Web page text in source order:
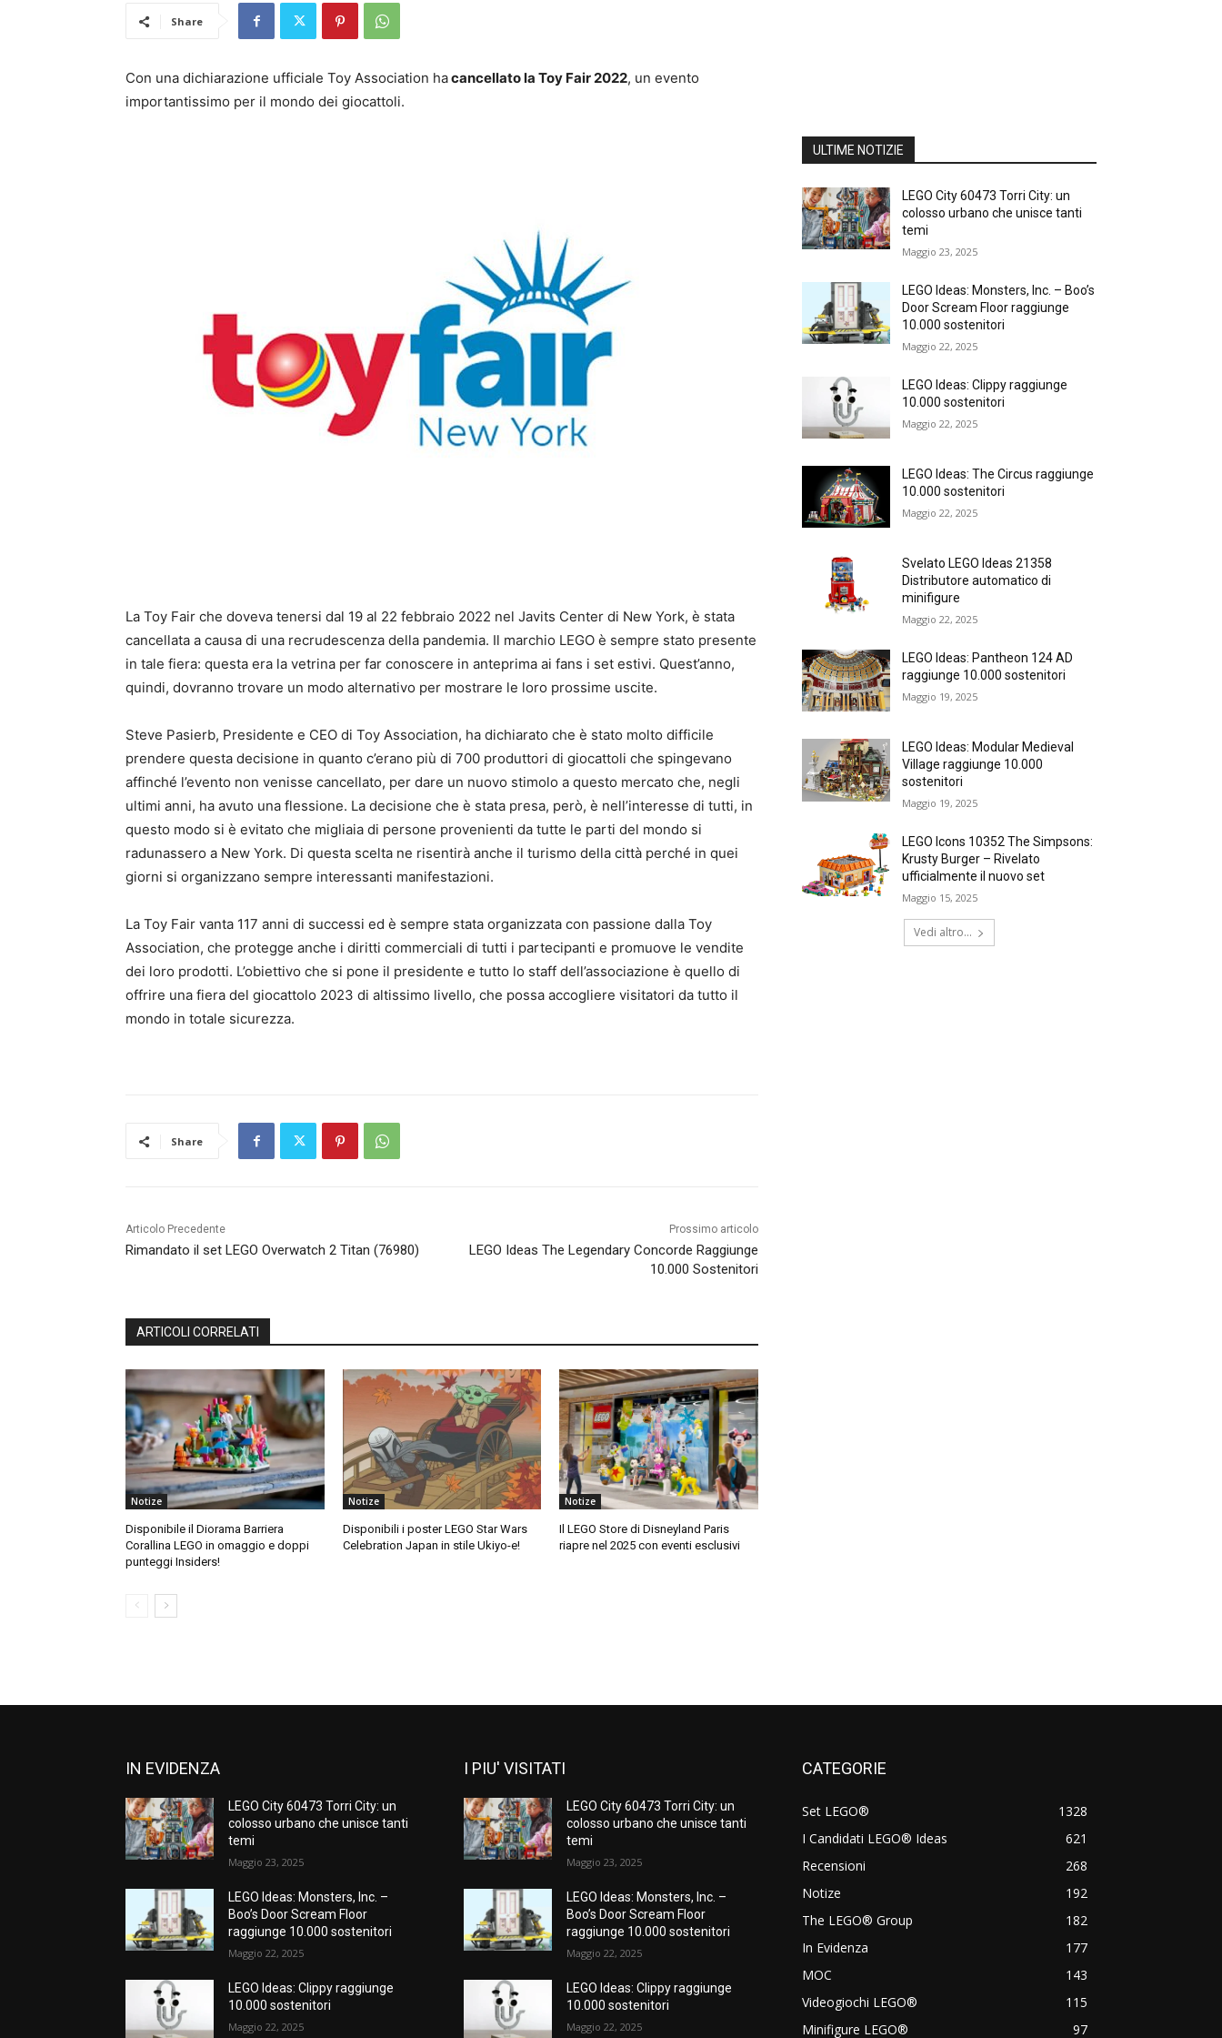
Share
Con una dichiarazione ufficiale Toy Association hacancellato la Toy Fair 2022, un evento
importantissimo per il mondo dei giocattoli.
La Toy Fair che doveva tenersi dal 19 al 22 febbraio 2022 nel Javits Center di New York, è stata
cancellata a causa di una recrudescenza della pandemia. Il marchio LEGO è sempre stato presente
in tale fiera: questa era la vetrina per far conoscere in anteprima ai fans i set estivi. Quest’anno,
quindi, dovranno trovare un modo alternativo per mostrare le loro prossime uscite.
Steve Pasierb, Presidente e CEO di Toy Association, ha dichiarato che è stato molto difficile
prendere questa decisione in quanto c’erano più di 700 produttori di giocattoli che spingevano
affinché l’evento non venisse cancellato, per dare un nuovo stimolo a questo mercato che, negli
ultimi anni, ha avuto una flessione. La decisione che è stata presa, però, è nell’interesse di tutti, in
questo modo si è evitato che migliaia di persone provenienti da tutte le parti del mondo si
radunassero a New York. Di questa scelta ne risentirà anche il turismo della città perché in quei
giorni si organizzano sempre interessanti manifestazioni.
La Toy Fair vanta 117 anni di successi ed è sempre stata organizzata con passione dalla Toy
Association, che protegge anche i diritti commerciali di tutti i partecipanti e promuove le vendite
dei loro prodotti. L’obiettivo che si pone il presidente e tutto lo staff dell’associazione è quello di
offrire una fiera del giocattolo 2023 di altissimo livello, che possa accogliere visitatori da tutto il
mondo in totale sicurezza.
Share
Articolo Precedente
Rimandato il set LEGO Overwatch 2 Titan (76980)
Prossimo articolo
LEGO Ideas The Legendary Concorde Raggiunge
10.000 Sostenitori
ARTICOLI CORRELATI
Notize
Disponibile il Diorama Barriera
Corallina LEGO in omaggio e doppi
punteggi Insiders!
Notize
Disponibili i poster LEGO Star Wars
Celebration Japan in stile Ukiyo-e!
Notize
Il LEGO Store di Disneyland Paris
riapre nel 2025 con eventi esclusivi
ULTIME NOTIZIE
LEGO City 60473 Torri City: un
colosso urbano che unisce tanti
temi
Maggio 23, 2025
LEGO Ideas: Monsters, Inc. – Boo’s
Door Scream Floor raggiunge
10.000 sostenitori
Maggio 22, 2025
LEGO Ideas: Clippy raggiunge
10.000 sostenitori
Maggio 22, 2025
LEGO Ideas: The Circus raggiunge
10.000 sostenitori
Maggio 22, 2025
Svelato LEGO Ideas 21358
Distributore automatico di
minifigure
Maggio 22, 2025
LEGO Ideas: Pantheon 124 AD
raggiunge 10.000 sostenitori
Maggio 19, 2025
LEGO Ideas: Modular Medieval
Village raggiunge 10.000
sostenitori
Maggio 19, 2025
LEGO Icons 10352 The Simpsons:
Krusty Burger – Rivelato
ufficialmente il nuovo set
Maggio 15, 2025
Vedi altro...
IN EVIDENZA
LEGO City 60473 Torri City: un
colosso urbano che unisce tanti
temi
Maggio 23, 2025
LEGO Ideas: Monsters, Inc. –
Boo’s Door Scream Floor
raggiunge 10.000 sostenitori
Maggio 22, 2025
LEGO Ideas: Clippy raggiunge
10.000 sostenitori
Maggio 22, 2025
I PIU' VISITATI
LEGO City 60473 Torri City: un
colosso urbano che unisce tanti
temi
Maggio 23, 2025
LEGO Ideas: Monsters, Inc. –
Boo’s Door Scream Floor
raggiunge 10.000 sostenitori
Maggio 22, 2025
LEGO Ideas: Clippy raggiunge
10.000 sostenitori
Maggio 22, 2025
CATEGORIE
Set LEGO®
1328
I Candidati LEGO® Ideas
621
Recensioni
268
Notize
192
The LEGO® Group
182
In Evidenza
177
MOC
143
Videogiochi LEGO®
115
Minifigure LEGO®
97